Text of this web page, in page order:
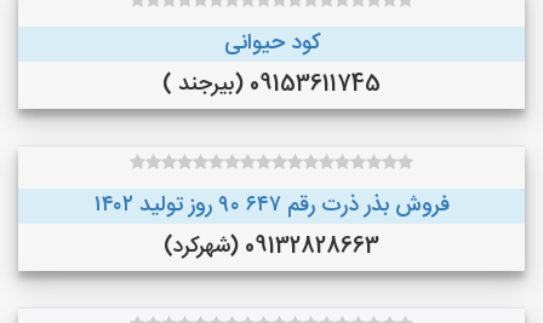
کود حیوانی
09153611745 (بیرجند )
فروش بذر ذرت رقم ۶۴۷ ۹۰ روز تولید ۱۴۰۲
09132828663 (شهرکرد)